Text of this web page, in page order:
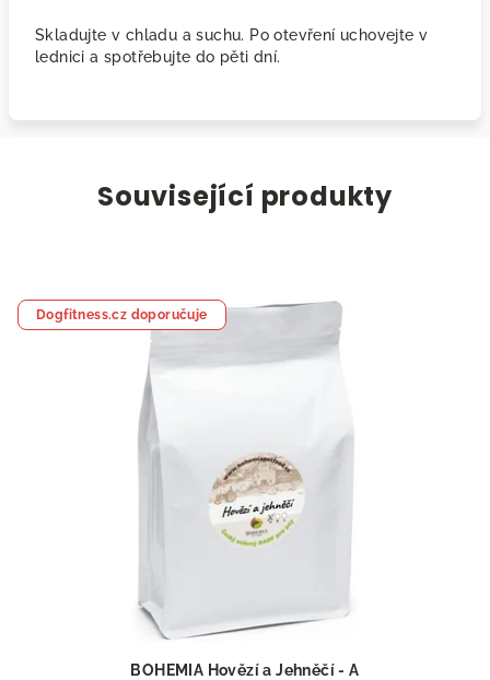
Skladujte v chladu a suchu. Po otevření uchovejte v
lednici a spotřebujte do pěti dní.
Související produkty
Dogfitness.cz doporučuje
BOHEMIA Hovězí a Jehněčí - A